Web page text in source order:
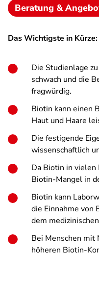
Beratung &
Das Wichtigste in Kürze:
Die Studienlage
schwach und die
fragwürdig.
Biotin kann einen
Haut und Haare
Die festigende
wissenschaftlich
Da Biotin in
Biotin-Mangel in
Biotin kann
die Einnahme von
dem
Bei Menschen mit
höheren Biotin-